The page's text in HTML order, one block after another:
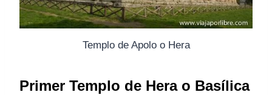
Templo de Apolo o Hera
Primer Templo de Hera o Basílica